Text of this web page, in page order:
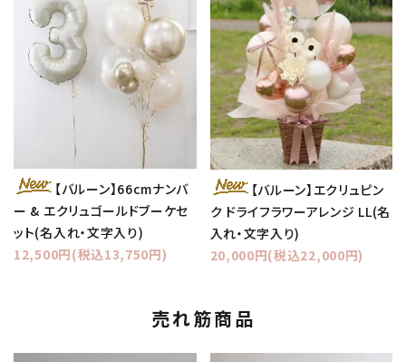
【バルーン】66cmナンバ
ー & エクリュゴールドブーケセ
ット(名入れ・文字入り)
12,500円(税込13,750円)
【バルーン】エクリュピン
ク ドライフラワーアレンジ LL(名
入れ・文字入り)
20,000円(税込22,000円)
売れ筋商品